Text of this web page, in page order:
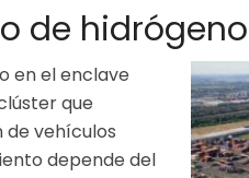
de hidrógeno
en el enclave
que
de vehículos
depende del